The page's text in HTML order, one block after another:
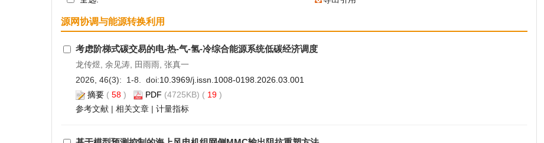
源网协调与能源转换利用
考虑阶梯式碳交易的电-热-气-氢-冷综合能源系统低碳经济调度
龙传煜, 余见涛, 田雨雨, 张真一
2026, 46(3): 1-8. doi:10.3969/j.issn.1008-0198.2026.03.001
摘要( 58) PDF (4725KB) ( 19 )
参考文献| 相关文章| 计量指标